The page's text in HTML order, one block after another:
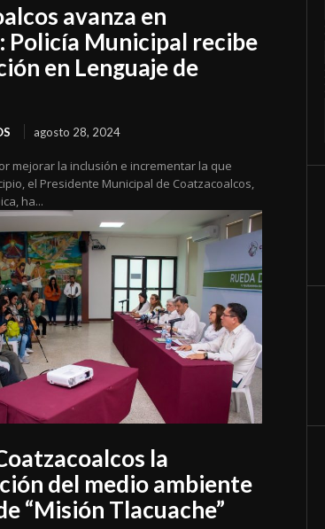
avanza en
Policía Municipal recibe
en Lenguaje de
agosto 28, 2024
mejorar la inclusión e incrementar la que
el Presidente Municipal de Coatzacoalcos,
ha...
la
del medio ambiente
“Misión Tlacuache”